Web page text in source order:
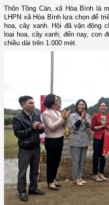
Thôn Tồng Càn, xã Hòa Bình là
LHPN xã Hòa Bình lựa chọn để
hoa, cây xanh. Hội đã vận động
loại hoa, cây xanh; đến nay, con
chiều dài trên 1.000 mét.